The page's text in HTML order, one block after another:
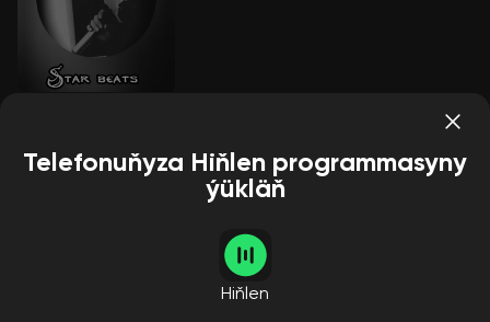
Telefonuňyza Hiňlen programmasyny
ýükläň
Hiňlen